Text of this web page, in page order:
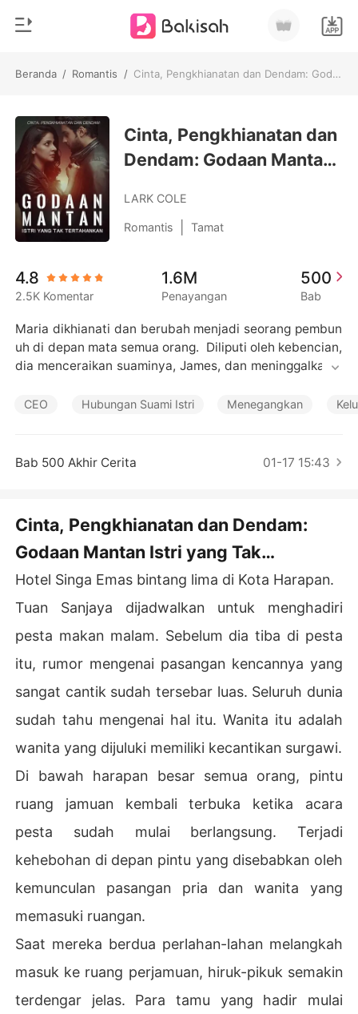
Beranda / Romantis / Cinta, Pengkhianatan dan Dendam: Godaan Mantan Istri yang Tak Tertahankan
0
Pengisian Ulang
Riwayat Membaca
Keluar
Unduh Aplikasi
Genre
Modern
Romantis
Cerita pendek
Likantrof
Cerita Pilihan
Cinta, Pengkhianatan dan
Dendam: Godaan Mantan
Tertahankan
LARK COLE
Romantis Tamat
4.8
2.5K Komentar
1.6M
Penayangan
500
Bab
Maria dikhianati dan berubah menjadi seorang pembun
uh di depan mata semua orang.  Diliputi oleh kebencian,
dia menceraikan suaminya, James, dan meninggalkan k
embali dari kematian, dia bersumpah untuk membuat se
Dia hanya menerima bekerja dengan James untuk mem
balas dendam, tetapi sedikit yang dia tahu bahwa dia t
a dan keinginan, tak satu pun dari mereka yang tahu ma
na yang akan menang pada akhirnya.
CEO Hubungan Suami Istri Menegangkan
Bab 500 Akhir Cerita 01-17 15:43
Cinta, Pengkhianatan dan Dendam:
Godaan Mantan Istri yang Tak
Tertahankan Bab 1 Kembalinya Sang
Dewi
Hotel Singa Emas bintang lima di Kota Harapan.
Tuan Sanjaya dijadwalkan untuk menghadiri
pesta makan malam. Sebelum dia tiba di pesta
itu, rumor mengenai pasangan kencannya yang
sangat cantik sudah tersebar luas. Seluruh dunia
sudah tahu mengenai hal itu. Wanita itu adalah
wanita yang dijuluki memiliki kecantikan surgawi.
Di bawah harapan besar semua orang, pintu
ruang jamuan kembali terbuka ketika acara
pesta sudah mulai berlangsung. Terjadi
kehebohan di depan pintu yang disebabkan oleh
kemunculan pasangan pria dan wanita yang
memasuki ruangan.
Saat mereka berdua perlahan-lahan melangkah
masuk ke ruang perjamuan, hiruk-pikuk semakin
terdengar jelas. Para tamu yang hadir mulai